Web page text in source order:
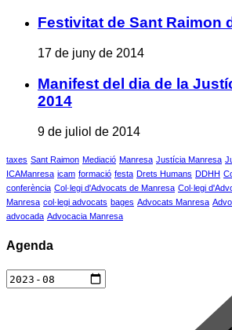
Festivitat de Sant Raimon
17 de juny de 2014
Manifest del dia de la
2014
9 de juliol de 2014
taxes Sant Raimon Mediació Manresa Justícia Manresa
ICAManresa icam formació festa Drets Humans DDHH
conferència Col·legi d'Advocats de Manresa Col·legi
Manresa col·legi advocats bages Advocats Manresa
advocada Advocacia Manresa
Agenda